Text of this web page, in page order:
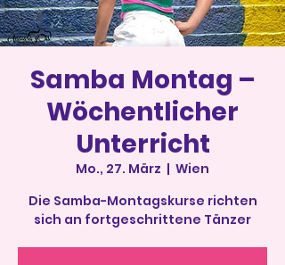
Samba Montag –
Wöchentlicher
Unterricht
Mo., 27. März
  |
Wien
Die Samba-Montagskurse richten
sich an fortgeschrittene Tänzer